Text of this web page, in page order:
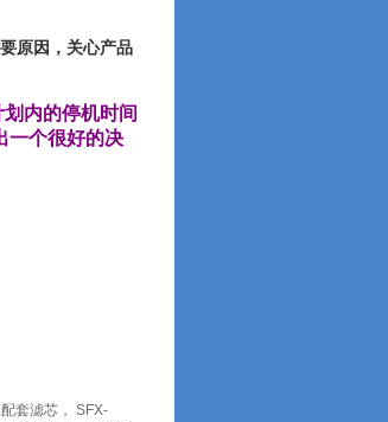
原因，关心产品
内的停机时间
一个很好的决
套滤芯， SFX-